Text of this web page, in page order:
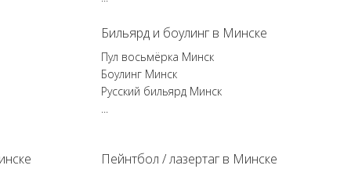
Бильярд и боулинг в Минске
Пул восьмёрка Минск
Боулинг Минск
Русский бильярд Минск
...
Пейнтбол / лазертаг в Минске